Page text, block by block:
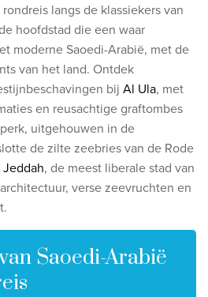
thema'slangs de klassiekers van
hoofdstad die een waar
moderne Saoedi-Arabië, met de
van het land. Ontdek
bij Al Ula, met
en reusachtige graftombes
uitgehouwen in de
de zilte zeebries van de Rode
Jeddah, de meest liberale stad van
verse zeevruchten en
Saoedi-Arabië